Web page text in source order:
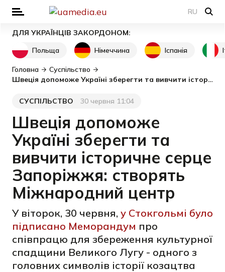
RU
ДЛЯ УКРАЇНЦІВ ЗАКОРДОНОМ:
Польща
Німеччина Іспанія
Головна
Суспільство
Швеція допоможе Україні зберегти та вивчити історичне серце Запоріжжя: створять Міжнародний центр
Категорія
СУСПІЛЬСТВО
Дата публікації30 червня 11:04
Швеція допоможе
Україні зберегти та
вивчити історичне серце
Запоріжжя: створять
Міжнародний центр
У віторок, 30 червня, у Стокгольмі було
підписано Меморандум про
співпрацю для збереження культурної
спадщини Великого Лугу - одного з
головних символів історії козацтва